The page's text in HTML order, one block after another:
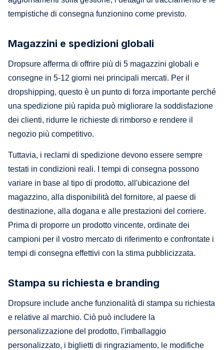
tempistiche di consegna funzionino come previsto.
Magazzini e spedizioni globali
Dropsure afferma di offrire più di 5 magazzini globali e
consegne in 5-12 giorni nei principali mercati. Per il
dropshipping, questo è un punto di forza importante perché
una spedizione più rapida può migliorare la soddisfazione
dei clienti, ridurre le richieste di rimborso e rendere il
negozio più competitivo.
Tuttavia, i reclami di spedizione devono essere sempre
testati in condizioni reali. I tempi di consegna possono
variare in base al tipo di prodotto, all'ubicazione del
magazzino, alla disponibilità del fornitore, al paese di
destinazione, alla dogana e alle prestazioni del corriere.
Prima di proporre un prodotto vincente, ordinate dei
campioni per il vostro mercato di riferimento e confrontate i
tempi di consegna effettivi con la stima pubblicizzata.
Stampa su richiesta e branding
Dropsure include anche funzionalità di stampa su richiesta
e relative al marchio. Ciò può includere la
personalizzazione del prodotto, l'imballaggio
personalizzato, i biglietti di ringraziamento, le modifiche